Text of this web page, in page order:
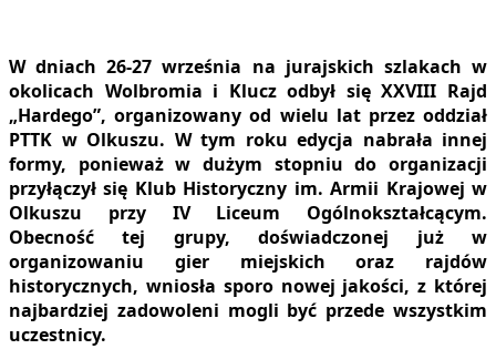
W dniach 26-27 września na jurajskich szlakach w
okolicach Wolbromia i Klucz odbył sięXXVIII Rajd
„Hardego”, organizowany od wielu lat przez oddział
PTTK w Olkuszu. W tym roku edycja nabrała innej
formy, ponieważ w dużym stopniu do organizacji
przyłączył się Klub Historyczny im. Armii Krajowej w
Olkuszu przy IV Liceum Ogólnokształcącym.
Obecność tej grupy, doświadczonej już w
organizowaniu gier miejskich oraz rajdów
historycznych, wniosła sporo nowej jakości, z której
najbardziej zadowoleni mogli być przede wszystkim
uczestnicy.